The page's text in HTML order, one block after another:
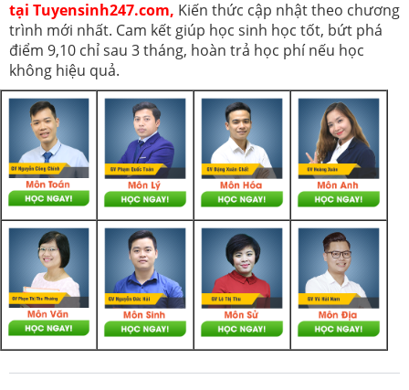
tại Tuyensinh247.com, Kiến thức cập nhật theo chương
trình mới nhất. Cam kết giúp học sinh học tốt, bứt phá
điểm 9,10 chỉ sau 3 tháng, hoàn trả học phí nếu học
không hiệu quả.